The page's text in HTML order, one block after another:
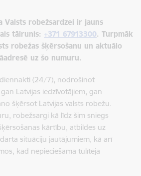
Valsts robežsardzei ir jauns
tālrunis: +371 67913300. Turpmāk
robežas šķērsošanu un aktuālo
uz šo numuru.
(24/7), nodrošinot
Latvijas iedzīvotājiem, gan
šķērsot Latvijas valsts robežu.
robežsargi kā līdz šim sniegs
kārtību, atbildes uz
situāciju jautājumiem, kā arī
kad nepieciešama tūlītēja